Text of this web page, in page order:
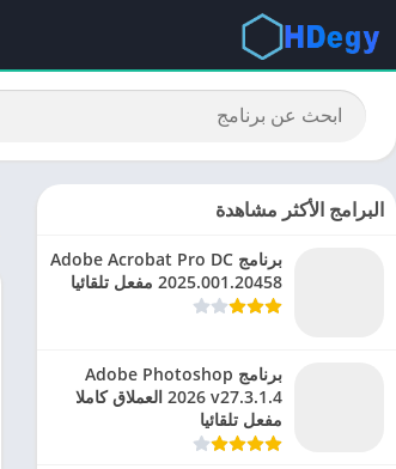
البرامج الأكثر مشاهدة
برنامج Adobe Acrobat Pro DC
2025.001.20458 مفعل تلقائيا
برنامج Adobe Photoshop
2026 v27.3.1.4 العملاق كاملا
مفعل تلقائيا